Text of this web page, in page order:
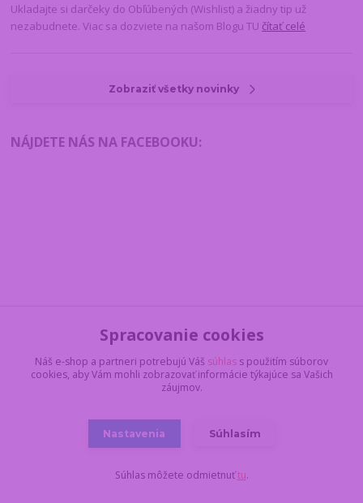
Ukladajte si darčeky do Obľúbených (Wishlist) a žiadny tip už
nezabudnete. Viac sa dozviete na našom Blogu TU čítať celé
Zobraziť všetky novinky
NÁJDETE NÁS NA FACEBOOKU:
Spracovanie cookies
Náš e-shop a partneri potrebujú Váš súhlas s použitím súborov
cookies, aby Vám mohli zobrazovať informácie týkajúce sa Vašich
záujmov.
Nastavenia Súhlasím
Súhlas môžete odmietnuťtu.